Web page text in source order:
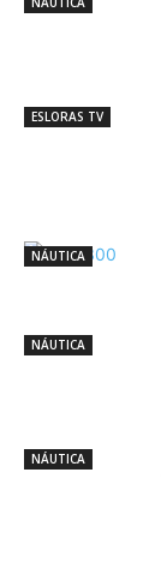
ESLORAS TV
NÁUTICA
NÁUTICA
NÁUTICA